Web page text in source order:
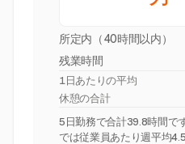
所定内（40時間以内）
残業時間
1日あたりの平均
休憩の合計
5日勤務で合計39.8時間で
では従業員あたり週平均